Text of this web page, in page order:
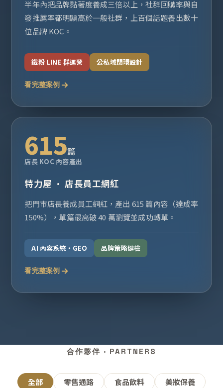
半年內把品牌黏著度養成三倍以上，社群回購率與自
發推薦率都明顯高於一般社群，上百個話題養出數十
位品牌 KOC。
鐵粉 LINE 群運營 公私域閉環設計
看完整案例
615篇
店長 KOC 內容產出
特力屋 · 店長員工網紅
把門市店長養成員工網紅，產出 615 篇內容（達成率
150%），單篇最高破 40 萬瀏覽並成功轉單。
AI 內容系統・GEO 品牌策略健檢
看完整案例
合作夥伴 · PARTNERS
全部 零售通路 食品飲料
美妝保養